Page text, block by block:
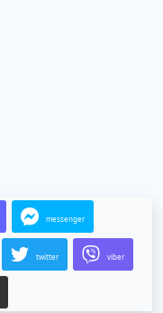
messenger
twitter viber